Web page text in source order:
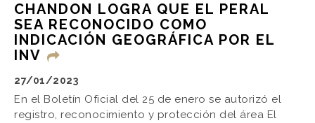
CHANDON LOGRA QUE EL PERAL
SEA RECONOCIDO COMO
INDICACIÓN GEOGRÁFICA POR EL
INV
27/01/2023
En el Boletín Oficial del 25 de enero se autorizó el
registro, reconocimiento y protección del área El